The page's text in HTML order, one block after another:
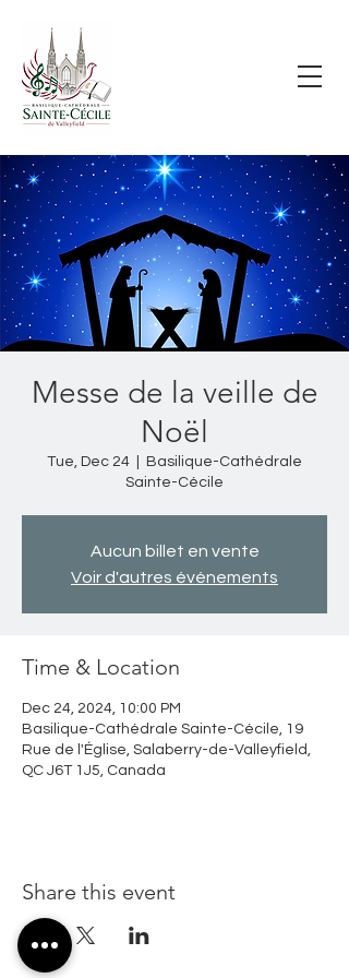
Messe de la veille de
Noël
Tue, Dec 24
Basilique-Cathédrale
Sainte-Cécile
Aucun billet en vente
Voir d'autres événements
Time & Location
Dec 24, 2024, 10:00 PM
Basilique-Cathédrale Sainte-Cécile, 19
Rue de l'Église, Salaberry-de-Valleyfield,
QC J6T 1J5, Canada
Share this event